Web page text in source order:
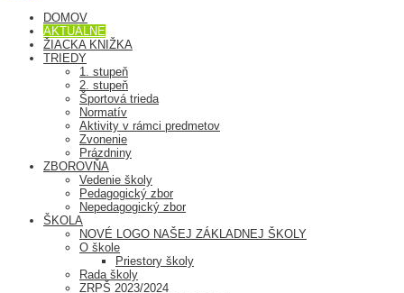
DOMOV
AKTUÁLNE
ŽIACKA KNIŽKA
TRIEDY
1. stupeň
2. stupeň
Športová trieda
Normatív
Aktivity v rámci predmetov
Zvonenie
Prázdniny
ZBOROVŇA
Vedenie školy
Pedagogický zbor
Nepedagogický zbor
ŠKOLA
NOVÉ LOGO NAŠEJ ZÁKLADNEJ ŠKOLY
O škole
Priestory školy
Rada školy
ZRPŠ 2023/2024